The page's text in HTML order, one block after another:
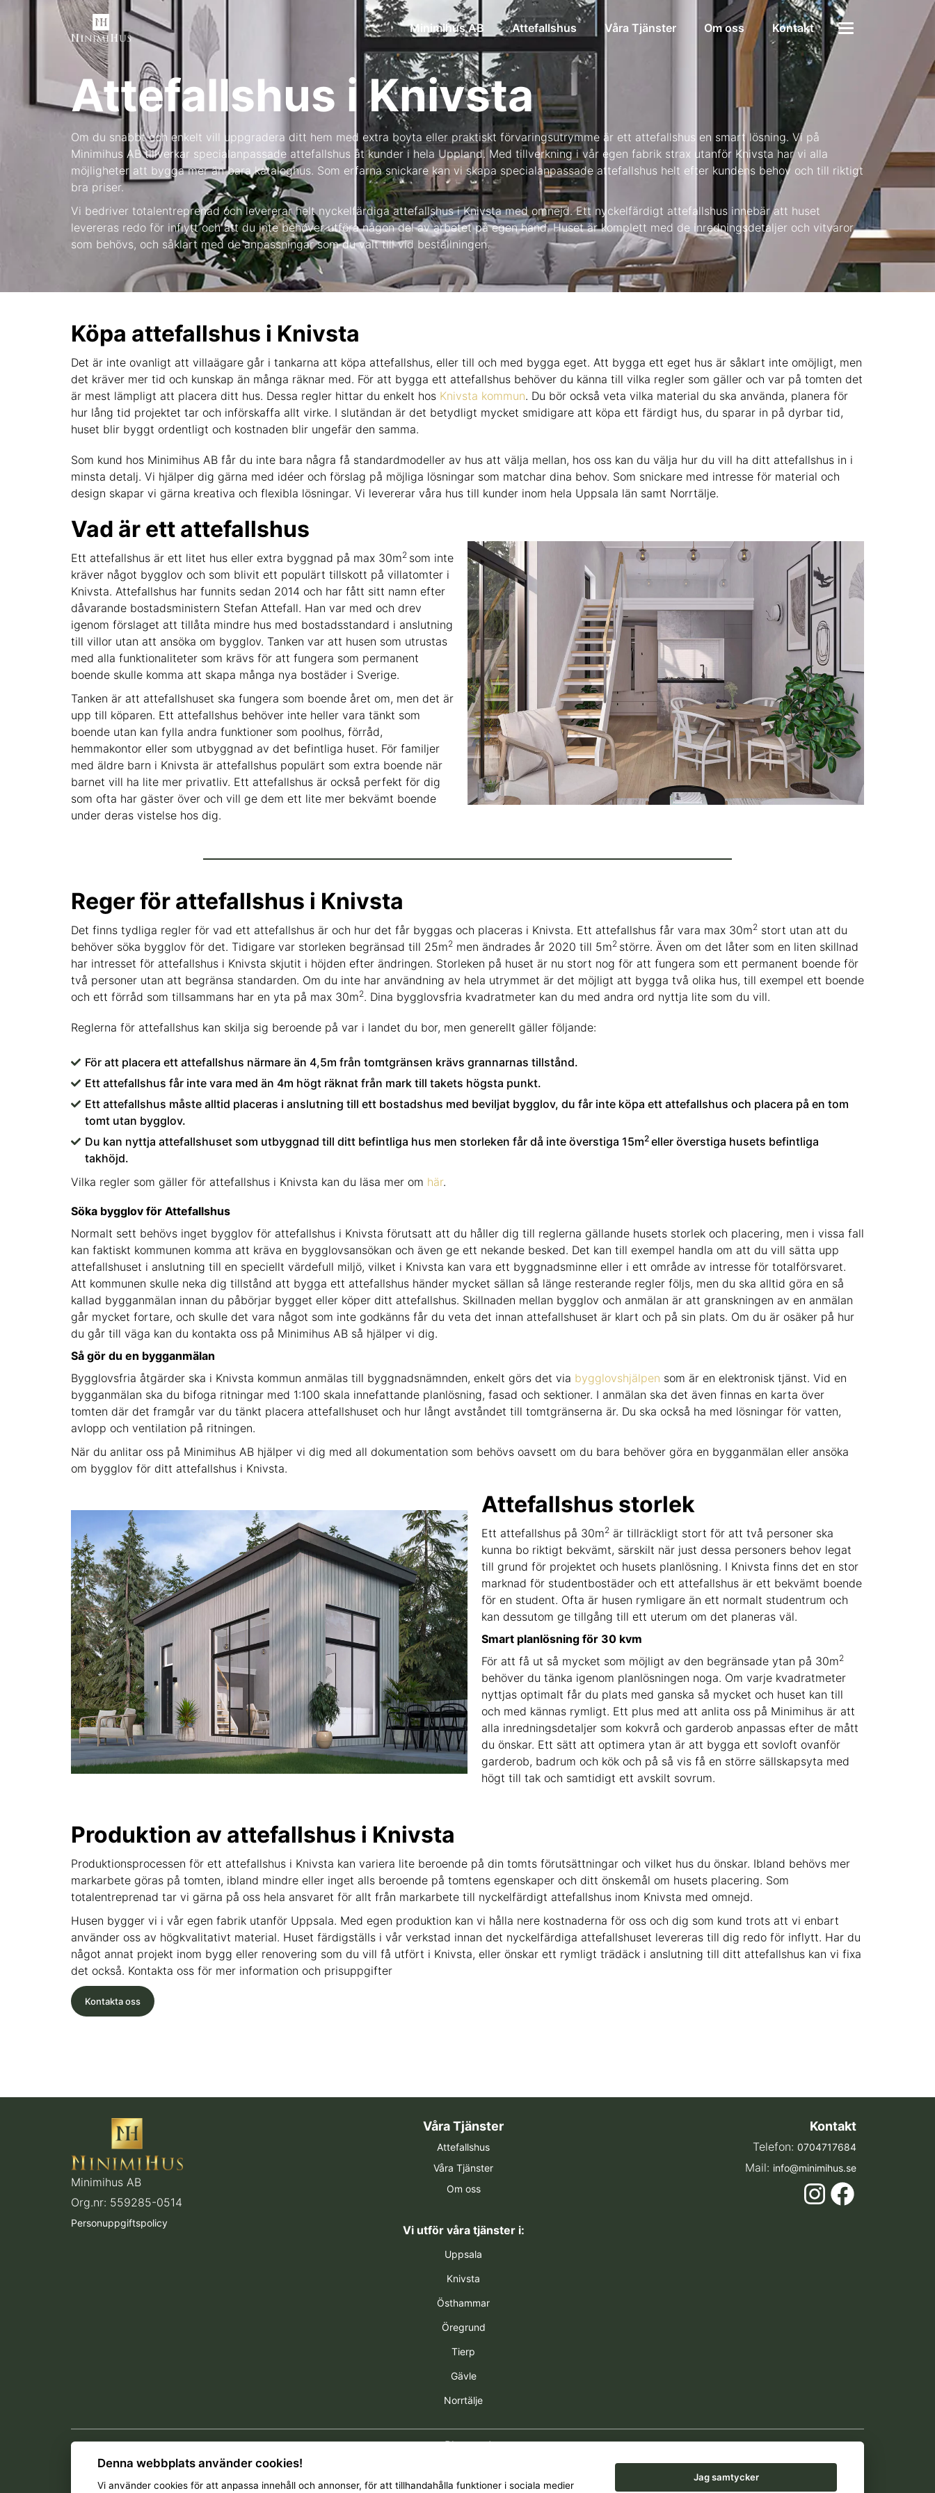
Minimihus AB Attefallshus Våra Tjänster Om oss Kontakt
Attefallshus i Knivsta
Om du snabbt och enkelt vill uppgradera ditt hem med extra boyta eller praktiskt förvaringsutrymme är ett attefallshus en smart lösning. Vi på
Minimihus AB tillverkar specialanpassade attefallshus åt kunder i hela Uppland. Med tillverkning i vår egen fabrik strax utanför Knivsta har vi alla
möjligheter att bygga mer än bara kataloghus. Som erfarna snickare kan vi skapa specialanpassade attefallshus helt efter kundens behov och till riktigt
bra priser.
Vi bedriver totalentreprenad och levererar helt nyckelfärdiga attefallshus i Knivsta med omnejd. Ett nyckelfärdigt attefallshus innebär att huset
levereras redo för inflytt och att du inte behöver utföra någon del av arbetet på egen hand. Huset är komplett med de inredningsdetaljer och vitvaror
som behövs, och såklart med de anpassningar som du valt till vid beställningen.
Köpa attefallshus i Knivsta
Det är inte ovanligt att villaägare går i tankarna att köpa attefallshus, eller till och med bygga eget. Att bygga ett eget hus är såklart inte omöjligt, men
det kräver mer tid och kunskap än många räknar med. För att bygga ett attefallshus behöver du känna till vilka regler som gäller och var på tomten det
är mest lämpligt att placera ditt hus. Dessa regler hittar du enkelt hos Knivsta kommun. Du bör också veta vilka material du ska använda, planera för
hur lång tid projektet tar och införskaffa allt virke. I slutändan är det betydligt mycket smidigare att köpa ett färdigt hus, du sparar in på dyrbar tid,
huset blir byggt ordentligt och kostnaden blir ungefär den samma.
Som kund hos Minimihus AB får du inte bara några få standardmodeller av hus att välja mellan, hos oss kan du välja hur du vill ha ditt attefallshus in i
minsta detalj. Vi hjälper dig gärna med idéer och förslag på möjliga lösningar som matchar dina behov. Som snickare med intresse för material och
design skapar vi gärna kreativa och flexibla lösningar. Vi levererar våra hus till kunder inom hela Uppsala län samt Norrtälje.
Vad är ett attefallshus
Ett attefallshus är ett litet hus eller extra byggnad på max 30m2 som inte
kräver något bygglov och som blivit ett populärt tillskott på villatomter i
Knivsta. Attefallshus har funnits sedan 2014 och har fått sitt namn efter
dåvarande bostadsministern Stefan Attefall. Han var med och drev
igenom förslaget att tillåta mindre hus med bostadsstandard i anslutning
till villor utan att ansöka om bygglov. Tanken var att husen som utrustas
med alla funktionaliteter som krävs för att fungera som permanent
boende skulle komma att skapa många nya bostäder i Sverige.
Tanken är att attefallshuset ska fungera som boende året om, men det är
upp till köparen. Ett attefallshus behöver inte heller vara tänkt som
boende utan kan fylla andra funktioner som poolhus, förråd,
hemmakontor eller som utbyggnad av det befintliga huset. För familjer
med äldre barn i Knivsta är attefallshus populärt som extra boende när
barnet vill ha lite mer privatliv. Ett attefallshus är också perfekt för dig
som ofta har gäster över och vill ge dem ett lite mer bekvämt boende
under deras vistelse hos dig.
Reger för attefallshus i Knivsta
Det finns tydliga regler för vad ett attefallshus är och hur det får byggas och placeras i Knivsta. Ett attefallshus får vara max 30m2 stort utan att du
behöver söka bygglov för det. Tidigare var storleken begränsad till 25m2 men ändrades år 2020 till 5m2 större. Även om det låter som en liten skillnad
har intresset för attefallshus i Knivsta skjutit i höjden efter ändringen. Storleken på huset är nu stort nog för att fungera som ett permanent boende för
två personer utan att begränsa standarden. Om du inte har användning av hela utrymmet är det möjligt att bygga två olika hus, till exempel ett boende
och ett förråd som tillsammans har en yta på max 30m2. Dina bygglovsfria kvadratmeter kan du med andra ord nyttja lite som du vill.
Reglerna för attefallshus kan skilja sig beroende på var i landet du bor, men generellt gäller följande:
För att placera ett attefallshus närmare än 4,5m från tomtgränsen krävs grannarnas tillstånd.
Ett attefallshus får inte vara med än 4m högt räknat från mark till takets högsta punkt.
Ett attefallshus måste alltid placeras i anslutning till ett bostadshus med beviljat bygglov, du får inte köpa ett attefallshus och placera på en tom
tomt utan bygglov.
Du kan nyttja attefallshuset som utbyggnad till ditt befintliga hus men storleken får då inte överstiga 15m2 eller överstiga husets befintliga
takhöjd.
Vilka regler som gäller för attefallshus i Knivsta kan du läsa mer om här.
Söka bygglov för Attefallshus
Normalt sett behövs inget bygglov för attefallshus i Knivsta förutsatt att du håller dig till reglerna gällande husets storlek och placering, men i vissa fall
kan faktiskt kommunen komma att kräva en bygglovsansökan och även ge ett nekande besked. Det kan till exempel handla om att du vill sätta upp
attefallshuset i anslutning till en speciellt värdefull miljö, vilket i Knivsta kan vara ett byggnadsminne eller i ett område av intresse för totalförsvaret.
Att kommunen skulle neka dig tillstånd att bygga ett attefallshus händer mycket sällan så länge resterande regler följs, men du ska alltid göra en så
kallad bygganmälan innan du påbörjar bygget eller köper ditt attefallshus. Skillnaden mellan bygglov och anmälan är att granskningen av en anmälan
går mycket fortare, och skulle det vara något som inte godkänns får du veta det innan attefallshuset är klart och på sin plats. Om du är osäker på hur
du går till väga kan du kontakta oss på Minimihus AB så hjälper vi dig.
Så gör du en bygganmälan
Bygglovsfria åtgärder ska i Knivsta kommun anmälas till byggnadsnämnden, enkelt görs det via bygglovshjälpen som är en elektronisk tjänst. Vid en
bygganmälan ska du bifoga ritningar med 1:100 skala innefattande planlösning, fasad och sektioner. I anmälan ska det även finnas en karta över
tomten där det framgår var du tänkt placera attefallshuset och hur långt avståndet till tomtgränserna är. Du ska också ha med lösningar för vatten,
avlopp och ventilation på ritningen.
När du anlitar oss på Minimihus AB hjälper vi dig med all dokumentation som behövs oavsett om du bara behöver göra en bygganmälan eller ansöka
om bygglov för ditt attefallshus i Knivsta.
Attefallshus storlek
Ett attefallshus på 30m2 är tillräckligt stort för att två personer ska
kunna bo riktigt bekvämt, särskilt när just dessa personers behov legat
till grund för projektet och husets planlösning. I Knivsta finns det en stor
marknad för studentbostäder och ett attefallshus är ett bekvämt boende
för en student. Ofta är husen rymligare än ett normalt studentrum och
kan dessutom ge tillgång till ett uterum om det planeras väl.
Smart planlösning för 30 kvm
För att få ut så mycket som möjligt av den begränsade ytan på 30m2
behöver du tänka igenom planlösningen noga. Om varje kvadratmeter
nyttjas optimalt får du plats med ganska så mycket och huset kan till
och med kännas rymligt. Ett plus med att anlita oss på Minimihus är att
alla inredningsdetaljer som kokvrå och garderob anpassas efter de mått
du önskar. Ett sätt att optimera ytan är att bygga ett sovloft ovanför
garderob, badrum och kök och på så vis få en större sällskapsyta med
högt till tak och samtidigt ett avskilt sovrum.
Produktion av attefallshus i Knivsta
Produktionsprocessen för ett attefallshus i Knivsta kan variera lite beroende på din tomts förutsättningar och vilket hus du önskar. Ibland behövs mer
markarbete göras på tomten, ibland mindre eller inget alls beroende på tomtens egenskaper och ditt önskemål om husets placering. Som
totalentreprenad tar vi gärna på oss hela ansvaret för allt från markarbete till nyckelfärdigt attefallshus inom Knivsta med omnejd.
Husen bygger vi i vår egen fabrik utanför Uppsala. Med egen produktion kan vi hålla nere kostnaderna för oss och dig som kund trots att vi enbart
använder oss av högkvalitativt material. Huset färdigställs i vår verkstad innan det nyckelfärdiga attefallshuset levereras till dig redo för inflytt. Har du
något annat projekt inom bygg eller renovering som du vill få utfört i Knivsta, eller önskar ett rymligt trädäck i anslutning till ditt attefallshus kan vi fixa
det också. Kontakta oss för mer information och prisuppgifter
Kontakta oss
Minimihus AB
Org.nr: 559285-0514
Personuppgiftspolicy
Våra Tjänster
Attefallshus
Våra Tjänster
Om oss
Vi utför våra tjänster i:
Uppsala
Knivsta
Östhammar
Öregrund
Tierp
Gävle
Norrtälje
Kontakt
Telefon: 0704717684
Mail: info@minimihus.se
Ring oss!
Denna webbplats använder cookies!
Vi användercookies för att anpassa innehåll och annonser, för att tillhandahålla funktioner i sociala medier
Jag samtycker